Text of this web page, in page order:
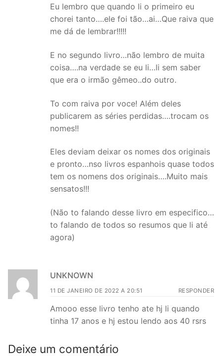
Eu lembro que quando li o primeiro eu
chorei tanto….ele foi tão…ai…Que raiva que
me dá de lembrar!!!!!
E no segundo livro…não lembro de muita
coisa….na verdade se eu li…li sem saber
que era o irmão gêmeo..do outro.
To com raiva por voce! Além deles
publicarem as séries perdidas….trocam os
nomes!!
Eles deviam deixar os nomes dos originais
e pronto…nso livros espanhois quase todos
tem os nomens dos originais….Muito mais
sensatos!!!
(Não to falando desse livro em especifico…
to falando de todos so resumos que li até
agora)
UNKNOWN
11 DE JANEIRO DE 2022 A 20:51 RESPONDER
Amooo esse livro tenho ate hj li quando
tinha 17 anos e hj estou lendo aos 40 rsrs
Deixe um comentário